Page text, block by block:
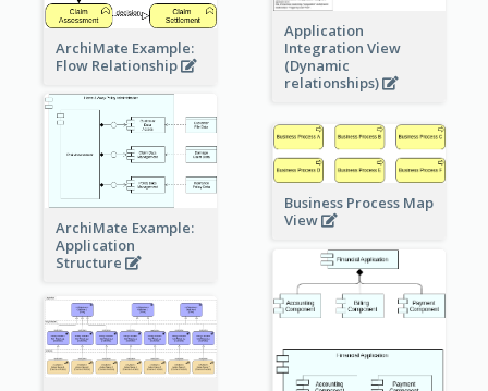
Application
Integration View
(Dynamic
relationships)
ArchiMate Example:
Flow Relationship
ArchiMate Example:
Application
Structure
Business Process Map
View